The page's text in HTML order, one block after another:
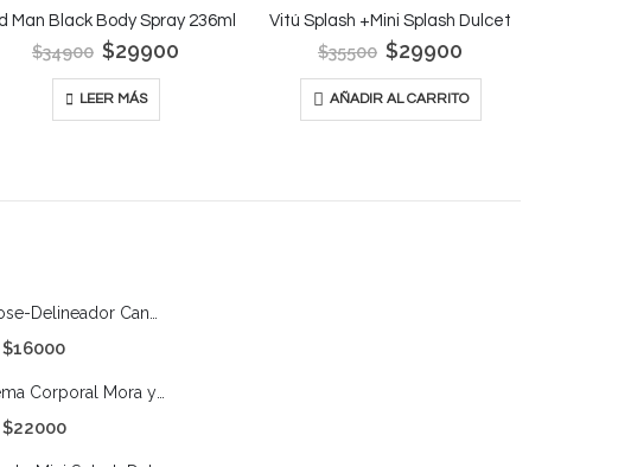
Man Black Body Spray 236ml
$34900 $29900
LEER MÁS
Vitú Splash +Mini Splash Dulcet
$35500 $29900
AÑADIR AL CARRITO
$16000
$22000